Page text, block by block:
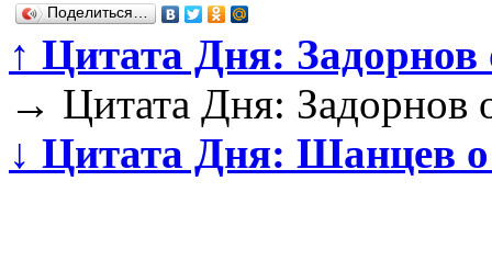
Поделиться…
↑ Цитата Дня: Задорнов
→ Цитата Дня: Задорнов
↓ Цитата Дня: Шанцев о